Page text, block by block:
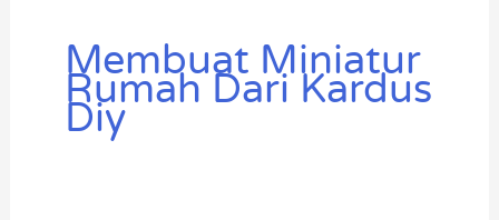
Membuat Miniatur
Rumah Dari Kardus
Diy